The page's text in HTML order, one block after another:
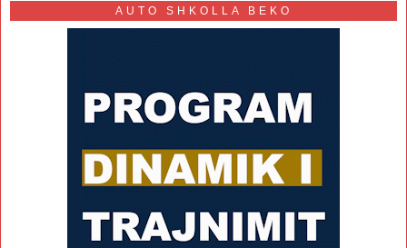
AUTO SHKOLLA BEKO